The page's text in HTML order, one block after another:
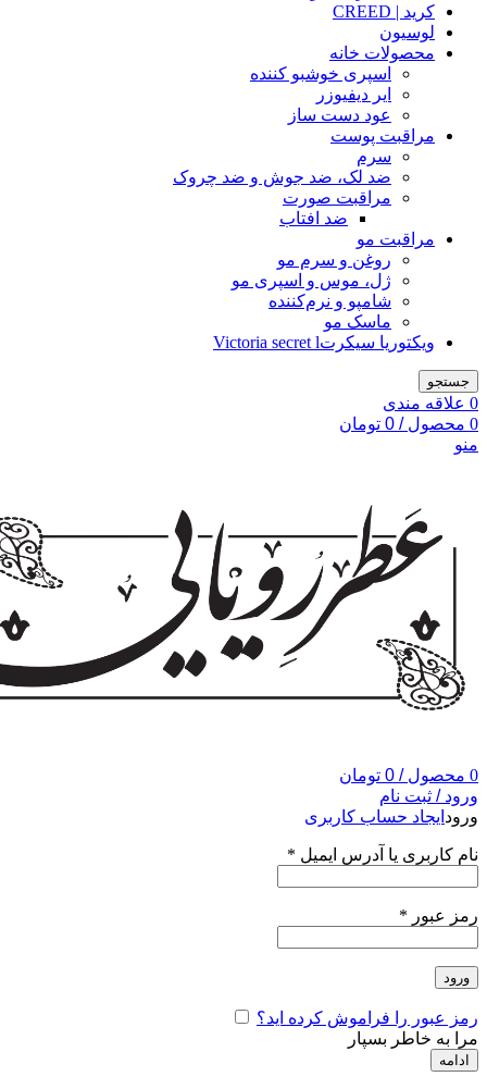
کرید | CREED
لوسیون
محصولات خانه
اسپری خوشبو کننده
ایر دیفیوزر
عود دست ساز
مراقبت پوست
سرم
ضد لک، ضد جوش و ضد چروک
مراقبت صورت
ضد افتاب
مراقبت مو
روغن و سرم مو
ژل، موس و اسپری مو
شامپو و نرم‌کننده
ماسک مو
ویکتوریا سیکرتVictoria secret l
جستجو
0 علاقه مندی
0 محصول /
0 تومان
منو
0 محصول /
0 تومان
ورود / ثبت نام
ورود ایجاد حساب کاربری
نام کاربری یا آدرس ایمیل *
رمز عبور *
ورود
رمز عبور را فراموش کرده اید؟
مرا به خاطر بسپار
ادامه